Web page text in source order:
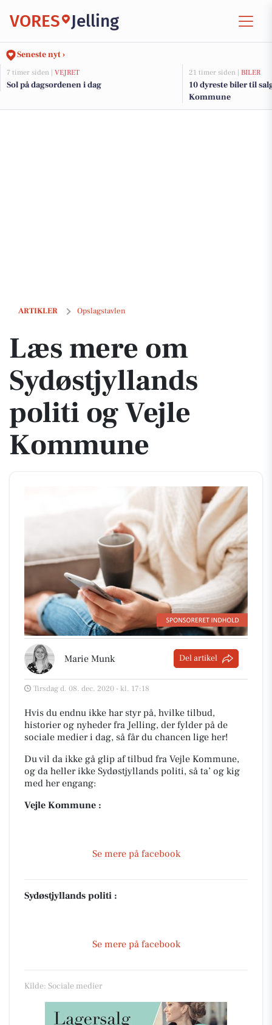
VORES Jelling
Seneste nyt ›
7 timer siden | VEJRET
Sol på dagsordenen i dag
21 timer siden | BILER
10 dyreste biler til
Kommune
ARTIKLER Opslagstavlen
Læs mere om Sydøstjyllands politi og Vejle Kommune
Læs mere om
Sydøstjyllands
politi og Vejle
Kommune
Marie Munk Del artikel
Tirsdag d. 08. dec. 2020 - kl. 17:18
Hvis du endnu ikke har styr på, hvilke tilbud,
historier og nyheder fra Jelling, der fylder på de
sociale medier i dag, så får du chancen lige her!
Du vil da ikke gå glip af tilbud fra Vejle Kommune,
og da heller ikke Sydøstjyllands politi, så ta’ og kig
med her engang:
Vejle Kommune :
Se mere på facebook
Sydøstjyllands politi :
Se mere på facebook
Kilde: Sociale medier